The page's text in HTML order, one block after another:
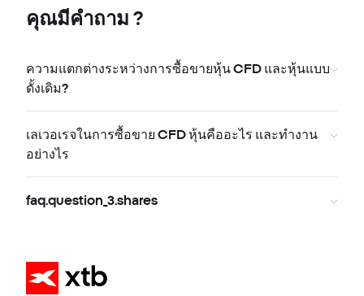
คุณมีคำถาม ?
ความแตกต่างระหว่างการซื้อขายหุ้น CFD และหุ้นแบบ
ดั้งเดิม?
เลเวอเรจในการซื้อขาย CFD หุ้นคืออะไร และทำงาน
อย่างไร
faq.question_3.shares